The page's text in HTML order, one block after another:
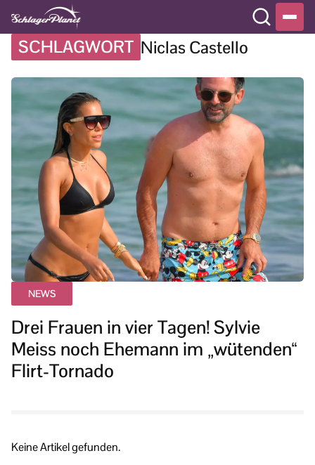
SCHLAGWORT Niclas Castello
NEWS
Drei Frauen in vier Tagen! Sylvie
Meiss noch Ehemann im „wütenden“
Flirt-Tornado
Keine Artikel gefunden.